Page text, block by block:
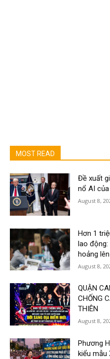
MOST READ
Đề xuất
nổ AI
August 8,
Hơn 1
lao
hoảng
August 8,
QUẬN
CHỐNG
THIÊN
August 8,
Phương
kiểu mẫu